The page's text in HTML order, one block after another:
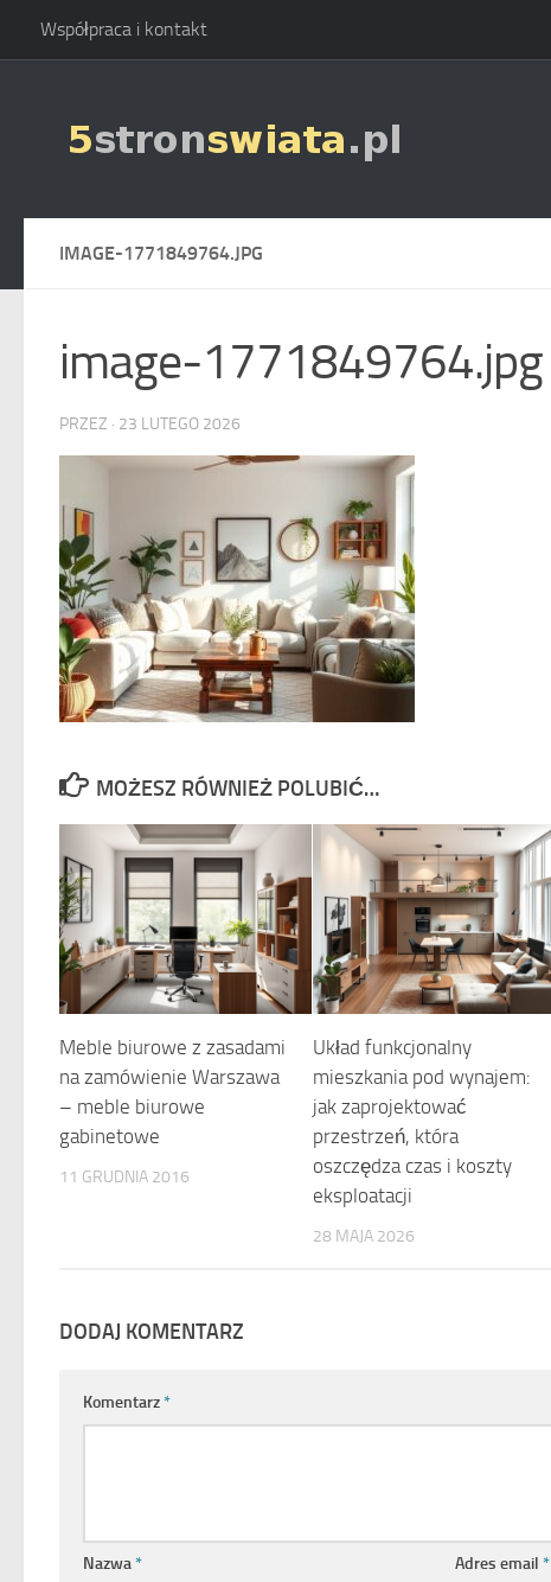
Skip to content
Współpraca i kontakt
IMAGE-1771849764.JPG
image-1771849764.jpg
PRZEZ · 23 LUTEGO 2026
MOŻESZ RÓWNIEŻ POLUBIĆ…
Meble biurowe z zasadami
na zamówienie Warszawa
– meble biurowe
gabinetowe
11 GRUDNIA 2016
Układ funkcjonalny
mieszkania pod wynajem:
jak zaprojektować
przestrzeń, która
oszczędza czas i koszty
eksploatacji
28 MAJA 2026
DODAJ KOMENTARZ
Komentarz*
Nazwa* Adres email*